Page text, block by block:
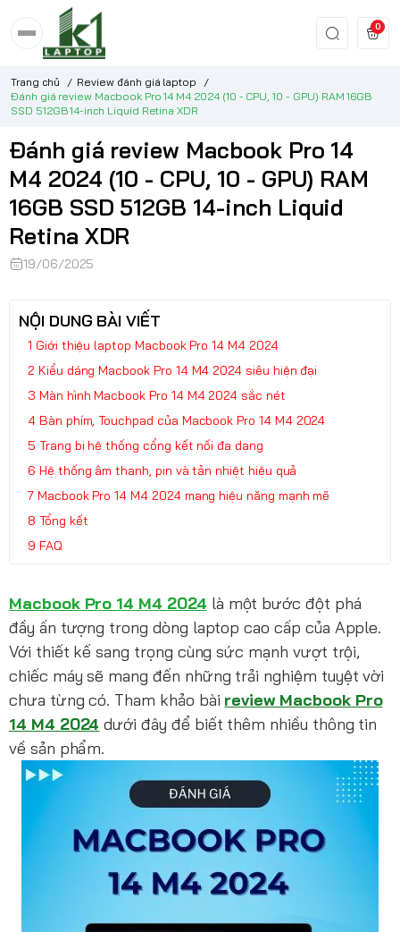
0
Trang chủ / Review đánh giá laptop
/
Đánh giá review Macbook Pro 14 M4 2024 (10 - CPU, 10 - GPU) RAM 16GB
SSD 512GB 14-inch Liquid Retina XDR
Đánh giá review Macbook Pro 14
M4 2024 (10 - CPU, 10 - GPU) RAM
16GB SSD 512GB 14-inch Liquid
Retina XDR
19/06/2025
NỘI DUNG BÀI VIẾT
Giới thiệu laptop Macbook Pro 14 M4 2024
Kiểu dáng Macbook Pro 14 M4 2024 siêu hiện đại
Màn hình Macbook Pro 14 M4 2024 sắc nét
Bàn phím, Touchpad của Macbook Pro 14 M4 2024
Trang bị hệ thống cổng kết nối đa dạng
Hệ thống âm thanh, pin và tản nhiệt hiệu quả
Macbook Pro 14 M4 2024 mang hiệu năng mạnh mẽ
Tổng kết
FAQ
Macbook Pro 14 M4 2024 là một bước đột phá
đầy ấn tượng trong dòng laptop cao cấp của Apple.
Với thiết kế sang trọng cùng sức mạnh vượt trội,
chiếc máy sẽ mang đến những trải nghiệm tuyệt vời
chưa từng có. Tham khảo bài review Macbook Pro
14 M4 2024 dưới đây để biết thêm nhiều thông tin
về sản phẩm.